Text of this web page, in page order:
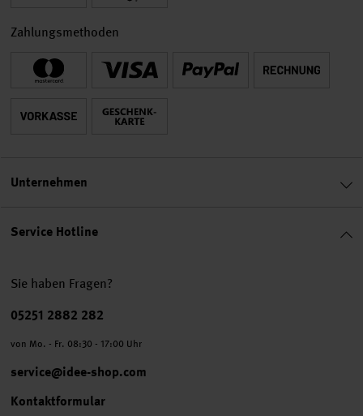
Service Hotline
Sie haben Fragen?
Telefonnummer
05251 2882 282
von Mo. - Fr. 08:30 - 17:00 Uhr
service@idee-shop.com
Kontaktformular
Zahlungsmethoden
Unternehmen